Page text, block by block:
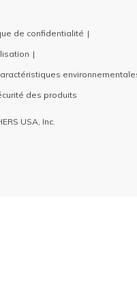
de confidentialité
des produits
USA, Inc.